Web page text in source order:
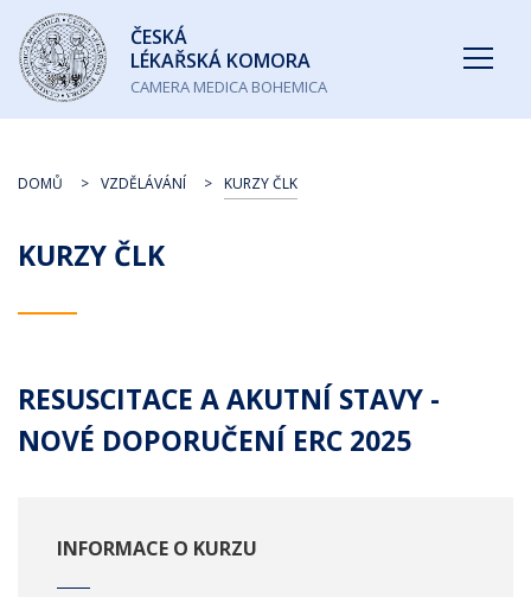
Česká
lékařská
komora
ČESKÁ
LÉKAŘSKÁ KOMORA
CAMERA MEDICA BOHEMICA
KURZY ČLK
DOMŮ VZDĚLÁVÁNÍ KURZY ČLK
RESUSCITACE A AKUTNÍ STAVY -
NOVÉ DOPORUČENÍ ERC 2025
INFORMACE O KURZU